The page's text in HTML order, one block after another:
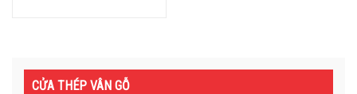
CỬA THÉP VÂN GỖ